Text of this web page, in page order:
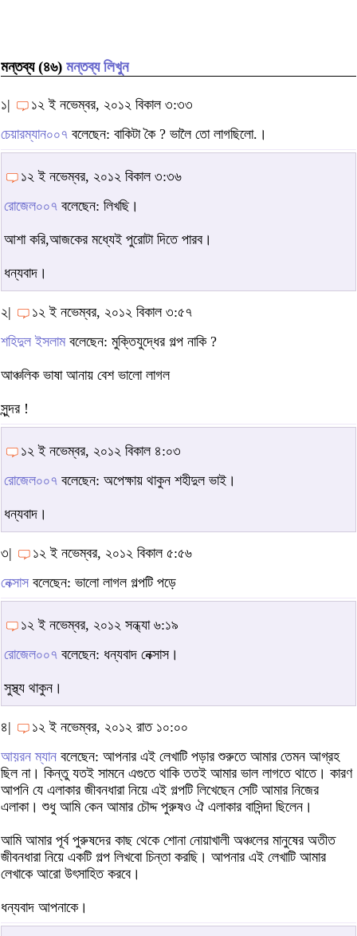
মন্তব্য (৪৬) মন্তব্য লিখুন
১|
১২ ই নভেম্বর, ২০১২ বিকাল ৩:৩৩
চেয়ারম্যান০০৭ বলেছেন: বাকিটা কৈ ? ভালৈ তো লাগছিলো.।
১২ ই নভেম্বর, ২০১২ বিকাল ৩:৩৬
রোজেল০০৭ বলেছেন: লিখছি।
আশা করি,আজকের মধ্যেই পুরোটা দিতে পারব।
ধন্যবাদ।
২|
১২ ই নভেম্বর, ২০১২ বিকাল ৩:৫৭
শহিদুল ইসলামবলেছেন: মুক্তিযুদ্ধের গল্প নাকি ?
আঞ্চলিক ভাষা আনায় বেশ ভালো লাগল
সুন্দর !
১২ ই নভেম্বর, ২০১২ বিকাল ৪:০৩
রোজেল০০৭ বলেছেন: অপেক্ষায় থাকুন শহীদুল ভাই।
ধন্যবাদ।
৩|
১২ ই নভেম্বর, ২০১২ বিকাল ৫:৫৬
নেক্সাস বলেছেন: ভালো লাগল গল্পটি পড়ে
১২ ই নভেম্বর, ২০১২ সন্ধ্যা ৬:১৯
রোজেল০০৭ বলেছেন: ধন্যবাদ নেক্সাস।
সুস্থ্য থাকুন।
৪|
১২ ই নভেম্বর, ২০১২ রাত ১০:০০
আয়রন ম্যান বলেছেন: আপনার এই লেখাটি পড়ার শুরুতে আমার তেমন আগ্রহ
ছিল না। কিন্তু যতই সামনে এগুতে থাকি ততই আমার ভাল লাগতে থাতে। কারণ
আপনি যে এলাকার জীবনধারা নিয়ে এই গল্পটি লিখেছেন সেটি আমার নিজের
এলাকা। শুধু আমি কেন আমার চৌদ্দ পুরুষও ঐ এলাকার বাসিন্দা ছিলেন।
আমি আমার পূর্ব পুরুষদের কাছ থেকে শোনা নোয়াখালী অঞ্চলের মানুষের অতীত
জীবনধারা নিয়ে একটি গল্প লিখবো চিন্তা করছি। আপনার এই লেখাটি আমার
লেখাকে আরো উৎসাহিত করবে।
ধন্যবাদ আপনাকে।